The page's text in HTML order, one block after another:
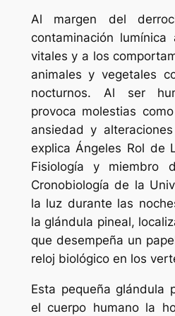
Al margen del
contaminación
vitales y a los
animales y vegetales
nocturnos. Al ser
provoca molestias
ansiedad y
explica Ángeles Rol de
Fisiología y miembro
Cronobiología de la
la luz durante las
la glándula pineal,
que desempeña un
reloj biológico en los
Esta pequeña glándula
el cuerpo humano la